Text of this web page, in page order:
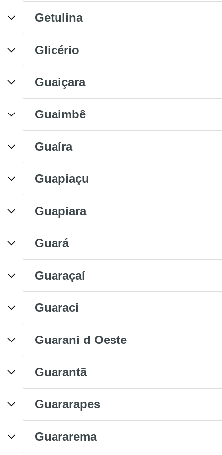
Getulina
Glicério
Guaiçara
Guaimbê
Guaíra
Guapiaçu
Guapiara
Guará
Guaraçaí
Guaraci
Guarani d Oeste
Guarantã
Guararapes
Guararema